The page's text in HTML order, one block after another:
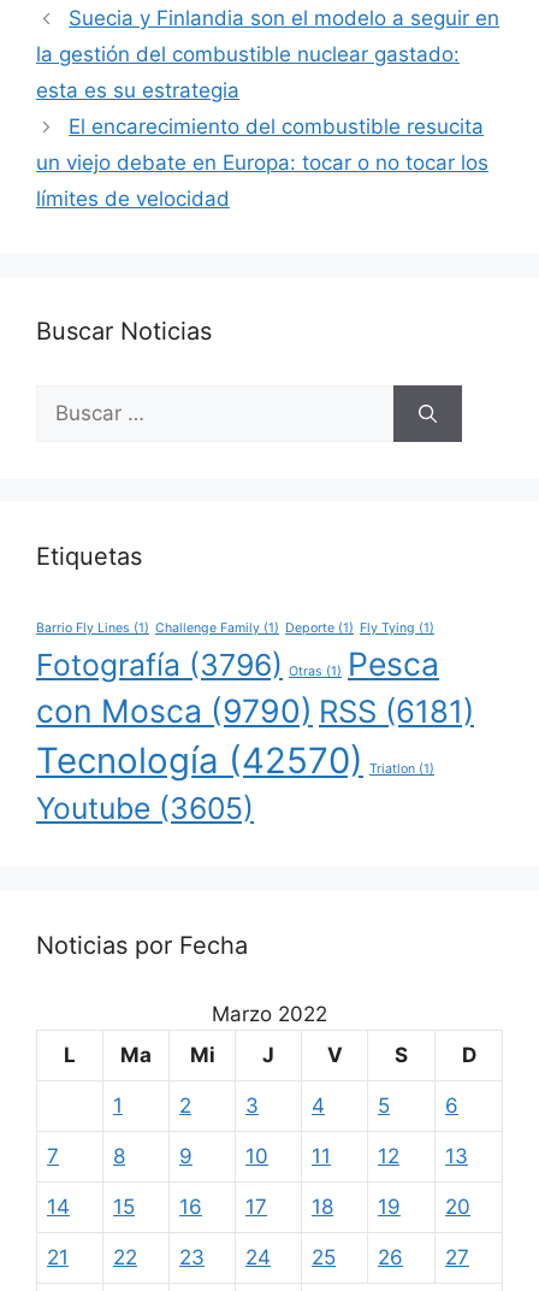
Suecia y Finlandia son el modelo a seguir en
la gestión del combustible nuclear gastado:
esta es su estrategia
El encarecimiento del combustible resucita
un viejo debate en Europa: tocar o no tocar los
límites de velocidad
Buscar Noticias
Buscar:
Etiquetas
Barrio Fly Lines (1) Challenge Family (1) Deporte (1) Fly Tying (1)
Fotografía (3796) Otras (1)
Pesca
con Mosca (9790) RSS (6181)
Tecnología (42570) Triatlon (1)
Youtube (3605)
Noticias por Fecha
Marzo 2022
L
Ma Mi J V S D
1 2 3 4 5 6
7 8 9 10 11 12 13
14 15 16 17 18 19 20
21 22 23 24 25 26 27